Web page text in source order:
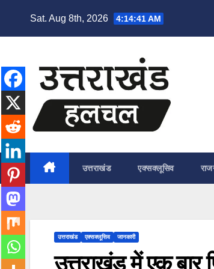
Sat. Aug 8th, 2026 4:14:42 AM
उत्तराखंड एक्सक्लूसिव
उत्तराखंड एक्सक्लूसिव जानकारी